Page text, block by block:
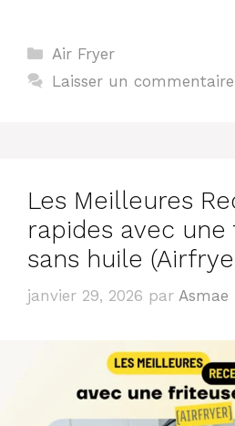
Catégories
Air Fryer
Laisser un commentaire
Les Meilleures
rapides avec
sans huile
janvier 29, 2026 par Asmae